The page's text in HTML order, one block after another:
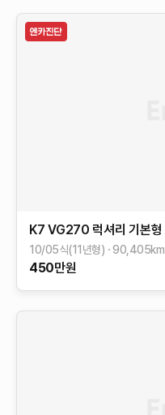
K7 VG270 럭셔리 기본형
10/05식(11년형) 90,405km
450만원